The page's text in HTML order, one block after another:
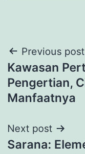
Post
Previous post
Kawasan
Pengertian,
Manfaatnya
Next post
Sarana: